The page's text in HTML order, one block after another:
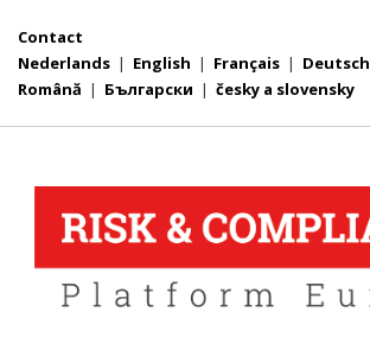
Contact
Nederlands | English | Français | Deutsch
Română | Български | česky a slovensky